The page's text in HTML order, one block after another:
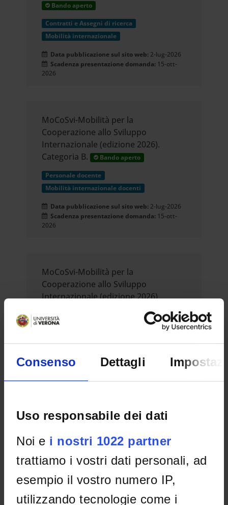
Consenso Dettagli
Uso responsabile dei dati
Noi e i nostri 1022 partner
trattiamo i vostri dati personali, ad
esempio il vostro numero IP,
utilizzando tecnologie come i
Bando aperto
Contratti e Assegni di ricerca
Mobilità internazionale
Data pubblicazione sul sito web: 2-lug-2026
Scadenza presentazione domanda: 15-ott-
2026
MoCoSvi-Mobilità per la
Cooperazione allo Sviluppo
Internazionale (edizione 2026).
Categoria B.
Bando aperto
Personale docente
Mobilità internazionale docenti
Data pubblicazione sul sito web: 2-lug-2026
Scadenza presentazione domanda: 15-ott-
2026
MoCoSvi-Mobilità per la
Cooperazione allo Sviluppo
Internazionale (edizione 2026).
Categoria C (Specializzande/i).
Bando aperto
Data pubblicazione sul sito web:
Scadenza presentazione domanda:15-ott-
MoCoSvi-Mobilità per la
Cooperazione allo Sviluppo
Internazionale,edizione 2026
(Categoria A). Mobility projects for
development cooperation (A type,
2026 edition)
Bando aperto